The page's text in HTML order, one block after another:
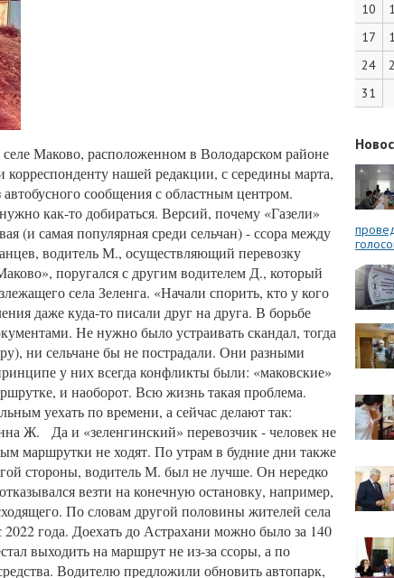
Маково, расположенном в Володарском районе
корреспонденту нашей редакции, с середины марта,
автобусного сообщения с областным центром.
как-то добираться. Версий, почему «Газели»
(и самая популярная среди сельчан) - ссора между
водитель М., осуществляющий перевозку
поругался с другим водителем Д., который
села Зеленга. «Начали спорить, кто у кого
даже куда-то писали друг на друга. В борьбе
Не нужно было устраивать скандал, тогда
ни сельчане бы не пострадали. Они разными
у них всегда конфликты были: «маковские»
и наоборот. Всю жизнь такая проблема.
уехать по времени, а сейчас делают так:
Ж. Да и «зеленгинский» перевозчик - человек не
маршрутки не ходят. По утрам в будние дни также
стороны, водитель М. был не лучше. Он нередко
везти на конечную остановку, например,
По словам другой половины жителей села
года. Доехать до Астрахани можно было за 140
выходить на маршрут не из-за ссоры, а по
Водителю предложили обновить автопарк,
10
17
24
31